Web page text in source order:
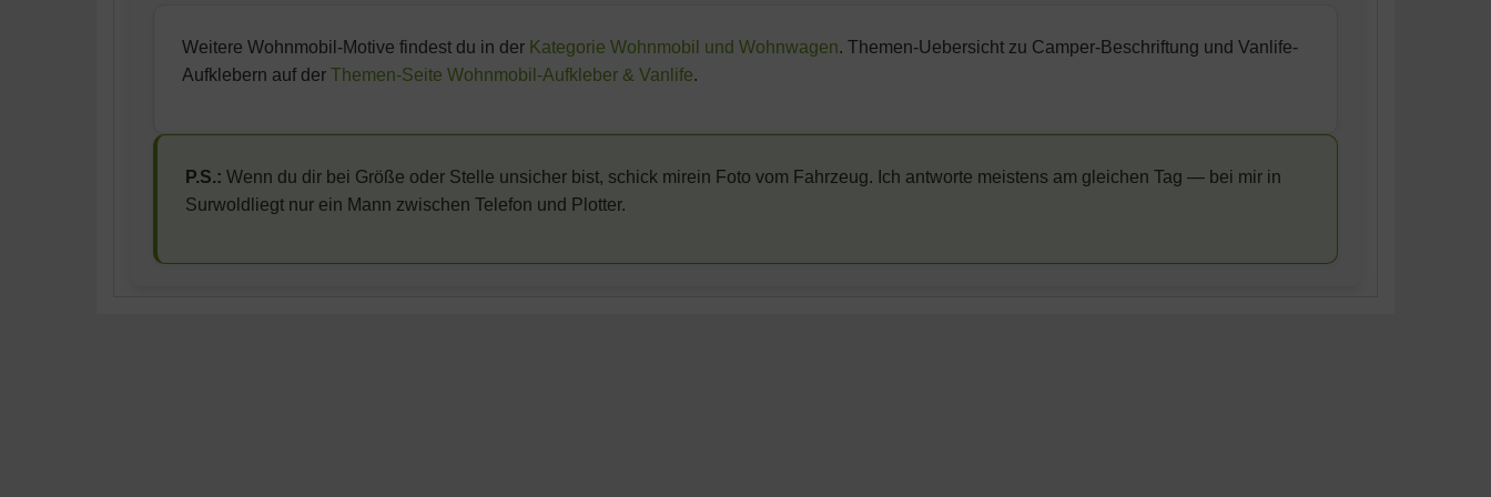
Weitere Wohnmobil-Motive findest du in der Kategorie Wohnmobil und Wohnwagen. Themen-Uebersicht zu Camper-Beschriftung und Vanlife-
Aufklebern auf der Themen-Seite Wohnmobil-Aufkleber & Vanlife.
P.S.: Wenn du dir bei Größe oder Stelle unsicher bist, schick mirein Foto vom Fahrzeug. Ich antworte meistens am gleichen Tag — bei mir in
Surwoldliegt nur ein Mann zwischen Telefon und Plotter.